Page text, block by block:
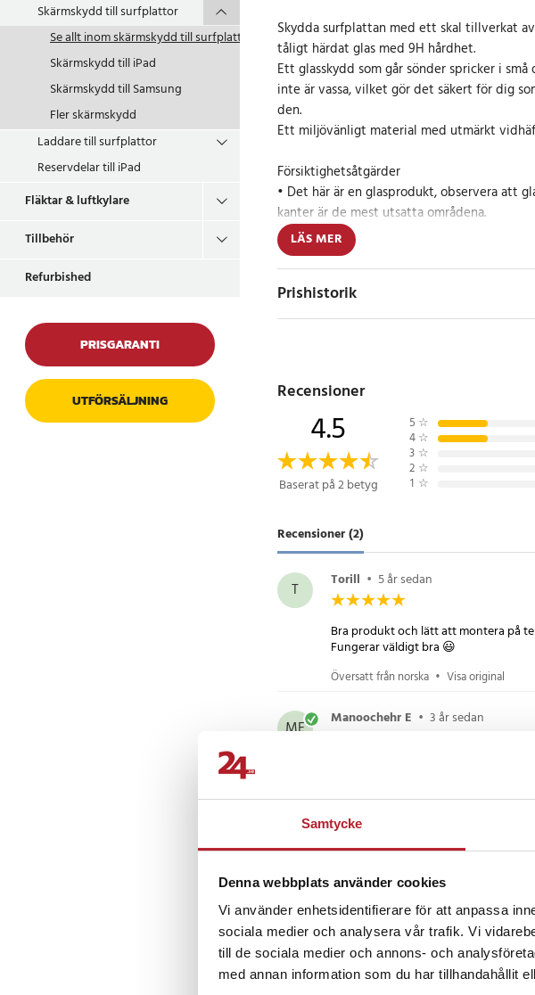
Samtycke
Denna webbplats använder cookies
Vi använder enhetsidentifierare för att anpassa
sociala medier och analysera vår trafik. Vi
till de sociala medier och annons- och
med annan information som du har tillhandahållit
Skärmskydd till surfplattor
Se allt inomskärmskydd till surfplattor
Skärmskydd till iPad
Skärmskydd till Samsung
Fler skärmskydd
Laddare till surfplattor
Reservdelar till iPad
Fläktar & luftkylare
Tillbehör
Refurbished
PRISGARANTI
UTFÖRSÄLJNING
Skydda surfplattan med ett skal tillverkat
tåligt härdat glas med 9H hårdhet.
Ett glasskydd som går sönder spricker i små
inte är vassa, vilket gör det säkert för dig
den.
Ett miljövänligt material med utmärkt
Försiktighetsåtgärder
• Det här är en glasprodukt, observera att
kanter är de mest utsatta områdena.
• Vid avlägsnande för återanvändning kan
limegenskaperna försämras. Det
att glasskyddet öppnas när det väl har
• Användning av överdriven kraft vid
borttagning av skärmskyddet kan skada
2. Ta av skyddsfilmen på glaset
3. Sätt glaset på skärmen
Artikelnummer :80838
LÄS MER
Prishistorik
Recensioner
4.5
Baserat på 2 betyg
5 ☆
4 ☆
3 ☆
2 ☆
1 ☆
Recensioner (2)
T Torill • 5 år sedan
Bra produkt och lätt att montera på
Fungerar väldigt bra 😃
Översatt från norska • Visa original
ME Manoochehr E • 3 år sedan
Andra köpte också
- 8%
BÄSTSÄLJARE